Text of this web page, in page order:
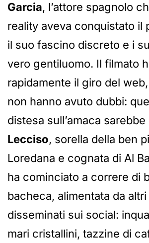
Garcia, l’attore spagnolo
reality aveva conquistato il
il suo fascino discreto e i
vero gentiluomo. Il filmato
rapidamente il giro del
non hanno avuto dubbi:
distesa sull’amaca sarebbe
Lecciso, sorella della ben
Loredana e cognata di Al
ha cominciato a correre di
bacheca, alimentata da
disseminati sui social:
mari cristallini, tazzine di